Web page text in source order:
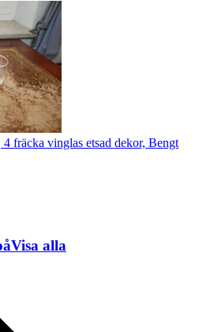
fräcka vinglas etsad dekor, Bengt
Visa alla